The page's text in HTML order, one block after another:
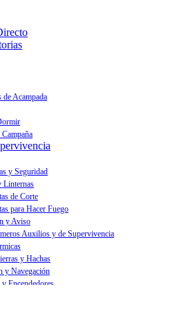
de Acampada
y Seguridad
Linternas
de Corte
para Hacer Fuego
y Aviso
Auxilios y de Supervivencia
y Hachas
y Navegación
y Encendedores
Aves